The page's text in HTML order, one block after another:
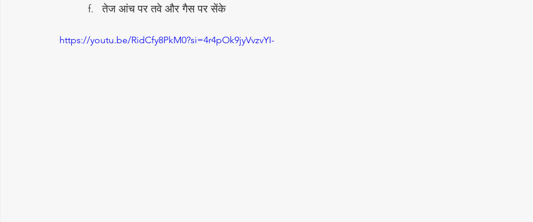
तेज आंच पर तवे और गैस पर सेंके
https://youtu.be/RidCfy8PkM0?si=4r4pOk9jyVvzvYI-